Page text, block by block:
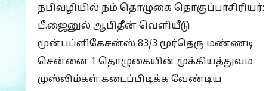
நபிவழியில் நம் தொழுகை தொகுப்பாசிரியர்:
பீ.ஜைனுல் ஆபிதீன் வெளியீடு
மூன்பப்ளிகேசன்ஸ் 83/3 மூர்தெரு மண்ணடி
சென்னை 1 தொழுகையின் முக்கியத்துவம்
முஸ்லிம்கள் கடைப்பிடிக்க வேண்டிய